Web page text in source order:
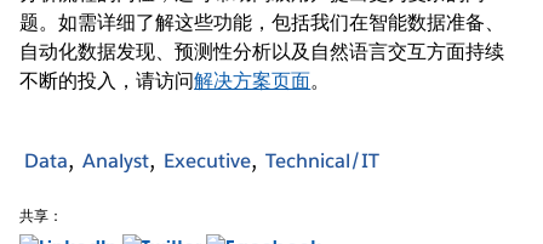
题。如需详细了解这些功能，包括我们在智能数据准备、
自动化数据发现、预测性分析以及自然语言交互方面持续
不断的投入，请访问解决方案页面。
Data Analyst Executive Technical/IT
共享：